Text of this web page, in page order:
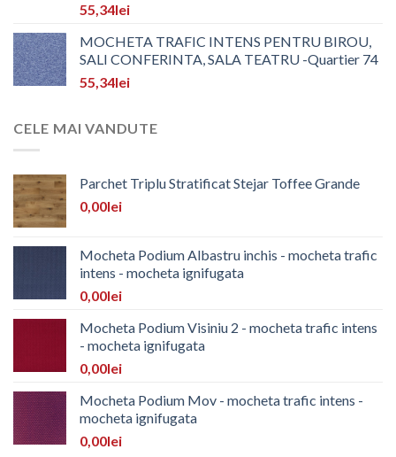
55,34lei
MOCHETA TRAFIC INTENS PENTRU BIROU,
SALI CONFERINTA, SALA TEATRU -Quartier 74
55,34lei
CELE MAI VANDUTE
Parchet Triplu Stratificat Stejar Toffee Grande
0,00lei
Mocheta Podium Albastru inchis - mocheta trafic
intens - mocheta ignifugata
0,00lei
Mocheta Podium Visiniu 2 - mocheta trafic intens
- mocheta ignifugata
0,00lei
Mocheta Podium Mov - mocheta trafic intens -
mocheta ignifugata
0,00lei